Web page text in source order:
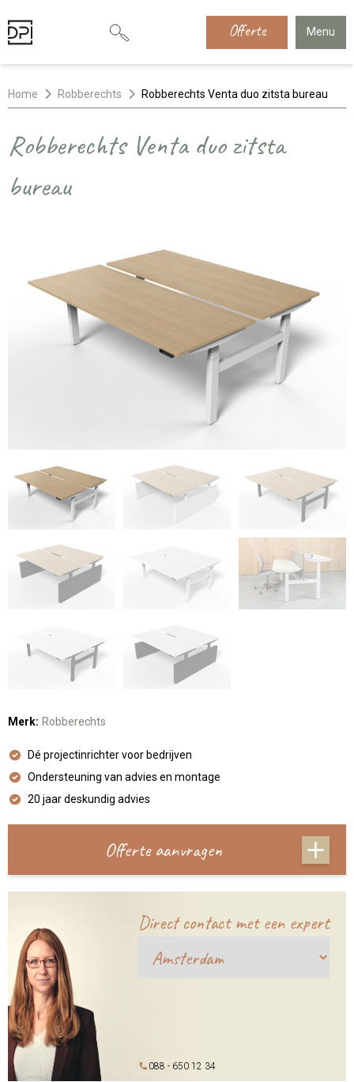
Offerte Menu
Home Robberechts Robberechts Venta duo zitsta bureau
Robberechts Venta duo zitsta
bureau
Merk: Robberechts
Dé projectinrichter voor bedrijven
Ondersteuning van advies en montage
20 jaar deskundig advies
Offerte aanvragen
Direct contact met een expert
088 - 650 12 34